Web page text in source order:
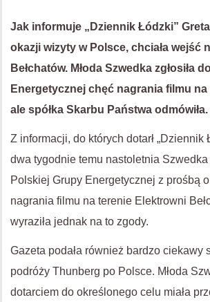
Jak informuje „Dziennik Łódzki”
okazji wizyty w Polsce, chciała wejść
Bełchatów. Młoda Szwedka zgłosiła
Energetycznej chęć nagrania filmu
ale spółka Skarbu Państwa odmówiła.
Z informacji, do których dotarł „Dziennik
dwa tygodnie temu nastoletnia Szwedka
Polskiej Grupy Energetycznej z prośbą
nagrania filmu na terenie Elektrowni
wyraziła jednak na to zgody.
Gazeta podała również bardzo ciekawy
podróży Thunberg po Polsce. Młoda
dotarciem do określonego celu miała